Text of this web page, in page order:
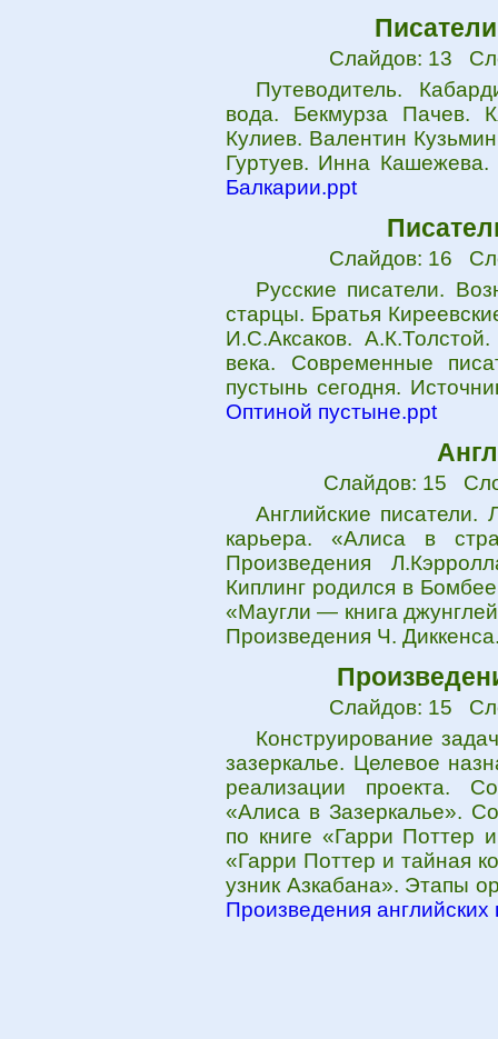
Слайдов: 13
Путеводитель.
вода. Бекмурза Пачев.
Кулиев. Валентин
Гуртуев. Инна
Балкарии.ppt
Слайдов: 16
Русские писатели.
старцы. Братья
И.С.Аксаков.
века. Современные
пустынь сегодня.
Оптиной пустыне.ppt
Слайдов: 15
Английские писатели.
карьера. «Алиса в
Произведения
Киплинг родился в
«Маугли — книга
Произведения Ч.
Слайдов: 15
Конструирование
зазеркалье. Целевое
реализации проекта.
«Алиса в Зазеркалье».
по книге «Гарри Поттер
«Гарри Поттер и тайная
узник Азкабана». Этапы
Произведения английских